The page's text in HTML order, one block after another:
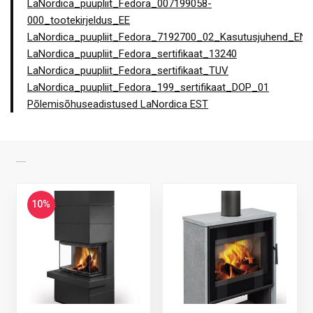
LaNordica_puupliit_Fedora_007199058-
000_tootekirjeldus_EE
LaNordica_puupliit_Fedora_7192700_02_Kasutusjuhend_EN
LaNordica_puupliit_Fedora_sertifikaat_13240
LaNordica_puupliit_Fedora_sertifikaat_TUV
LaNordica_puupliit_Fedora_199_sertifikaat_DOP_01
Põlemisõhuseadistused LaNordica EST
10%